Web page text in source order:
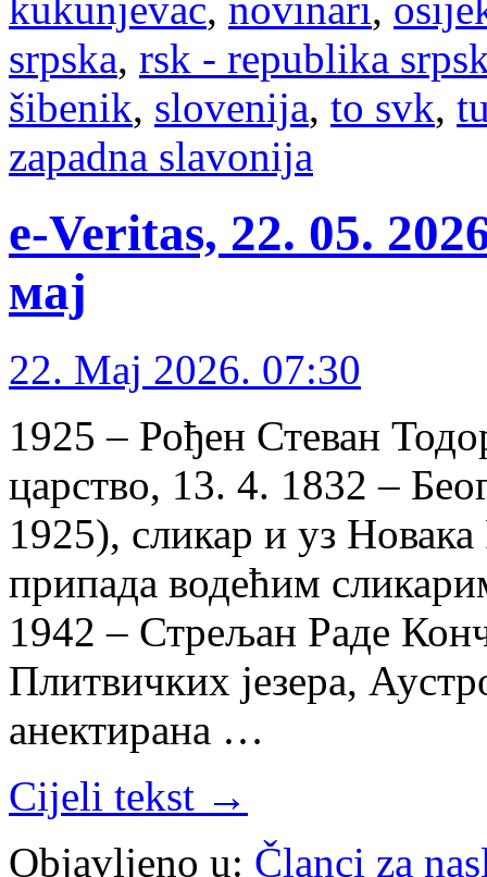
srpska, rsk - republika
šibenik, slovenija, to svk,
zapadna slavonija
e-Veritas, 22. 05.
мај
22. Maj 2026. 07:30
1925 – Рођен Стеван
царство, 13. 4. 1832 –
1925), сликар и уз
припада водећим
1942 – Стрељан Раде
Плитвичких језера,
анектирана …
Cijeli tekst →
Objavljeno u: Članci za